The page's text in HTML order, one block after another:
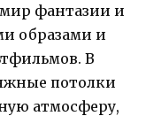
фантазии и
образами и
В
потолки
атмосферу,